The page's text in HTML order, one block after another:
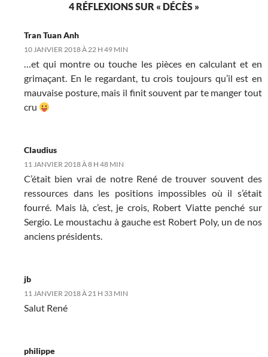
4 RÉFLEXIONS SUR « DÉCÈS »
Tran Tuan Anh
10 JANVIER 2018 À 22 H 49 MIN
…et qui montre ou touche les pièces en calculant et en
grimaçant. En le regardant, tu crois toujours qu’il est en
mauvaise posture, mais il finit souvent par te manger tout
cru
Claudius
11 JANVIER 2018 À 8 H 48 MIN
C’était bien vrai de notre René de trouver souvent des
ressources dans les positions impossibles où il s’était
fourré. Mais là, c’est, je crois, Robert Viatte penché sur
Sergio. Le moustachu à gauche est Robert Poly, un de nos
anciens présidents.
jb
11 JANVIER 2018 À 21 H 33 MIN
Salut René
philippe